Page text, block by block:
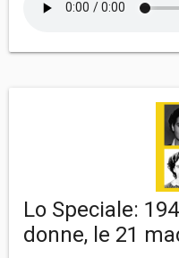
Lo Speciale:
donne, le 21